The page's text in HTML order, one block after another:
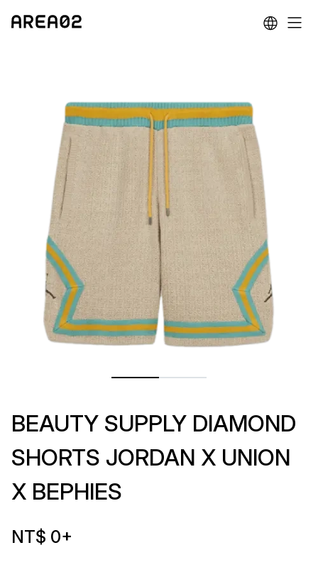
BEAUTY SUPPLY DIAMOND
SHORTS JORDAN X UNION
X BEPHIES
NT$ 0+